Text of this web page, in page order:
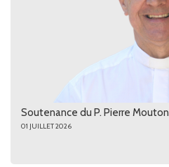
Soutenance du P. Pierre Mouton
01 JUILLET 2026